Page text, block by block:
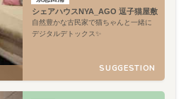
シェアハウスNYA_AGO 逗子猫屋敷
自然豊かな古民家で猫ちゃんと一緒に
デジタルデトックス✨
SUGGESTION